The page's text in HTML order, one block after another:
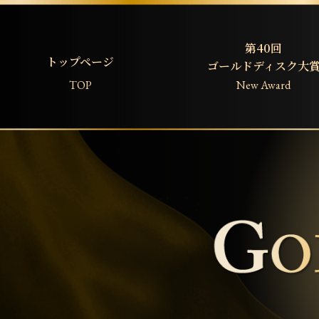
トップページ
TOP
第40回
ゴールドディスク大
New Award